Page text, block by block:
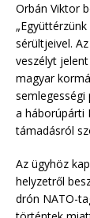
Orbán Viktor
sérültjeivel.
veszélyt
magyar
a háborúpárti
támadásról
Az ügyhöz
helyzetről
drón NATO-